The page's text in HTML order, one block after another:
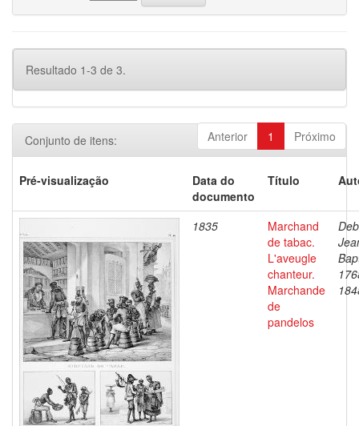
Resultado 1-3 de 3.
Anterior 1 Próximo
Conjunto de itens:
Pré-visualização
Data do
documento
Título
1835
Marchand
de tabac.
L'aveugle
chanteur.
Marchande
de
pandelos